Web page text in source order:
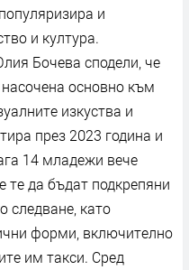
и
и култура.
Бочева сподели, че
основно към
изкуства и
през 2023 година и
14 младежи вече
те да бъдат подкрепяни
следване, като
форми, включително
им такси. Сред